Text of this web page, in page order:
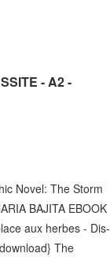
- A2 -
Novel: The Storm
BAJITA EBOOK
aux herbes - Dis-
The